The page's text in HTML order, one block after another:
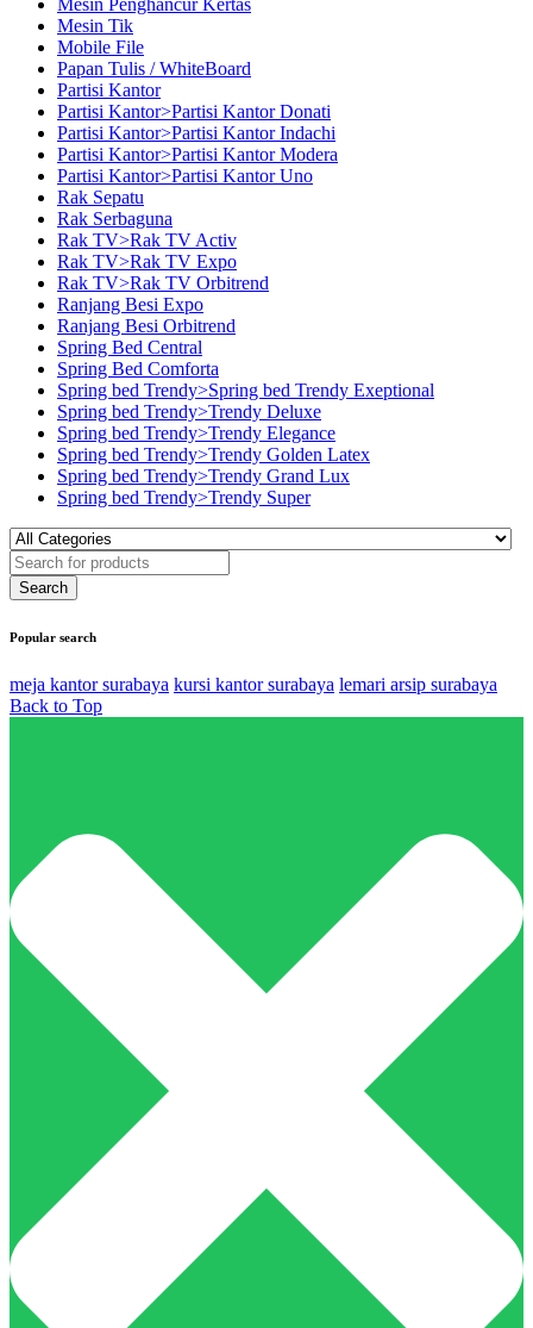
Mesin Tik
Mobile File
Papan Tulis / WhiteBoard
Partisi Kantor
Partisi Kantor>Partisi Kantor Donati
Partisi Kantor>Partisi Kantor Indachi
Partisi Kantor>Partisi Kantor Modera
Partisi Kantor>Partisi Kantor Uno
Rak Sepatu
Rak Serbaguna
Rak TV>Rak TV Activ
Rak TV>Rak TV Expo
Rak TV>Rak TV Orbitrend
Ranjang Besi Expo
Ranjang Besi Orbitrend
Spring Bed Central
Spring Bed Comforta
Spring bed Trendy>Spring bed Trendy Exeptional
Spring bed Trendy>Trendy Deluxe
Spring bed Trendy>Trendy Elegance
Spring bed Trendy>Trendy Golden Latex
Spring bed Trendy>Trendy Grand Lux
Spring bed Trendy>Trendy Super
Popular search
meja kantor surabaya kursi kantor surabaya lemari arsip surabaya
Back to Top